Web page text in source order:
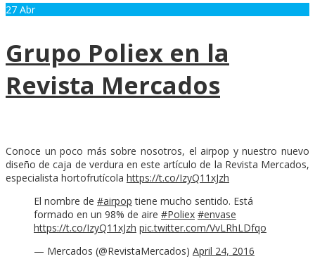
27 Abr
Grupo Poliex en la
Revista Mercados
Conoce un poco más sobre nosotros, el airpop y nuestro nuevo
diseño de caja de verdura en este artículo de la Revista Mercados,
especialista hortofrutícola https://t.co/IzyQ11xJzh
El nombre de #airpop tiene mucho sentido. Está
formado en un 98% de aire #Poliex #envase
https://t.co/IzyQ11xJzh pic.twitter.com/VvLRhLDfqo
— Mercados (@RevistaMercados) April 24, 2016